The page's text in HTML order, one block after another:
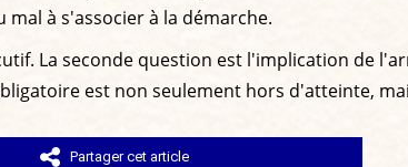
à s'associer à la démarche.
La seconde question est l'implication de
est non seulement hors d'atteinte,
Partager cet article